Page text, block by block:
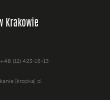
Krakowie
(12) 423-16-13
[kropka] pl